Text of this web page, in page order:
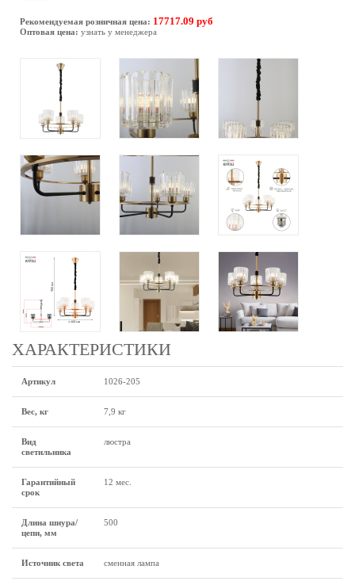
Рекомендуемая розничная цена: 17717.09 руб
Оптовая цена: узнать у менеджера
ХАРАКТЕРИСТИКИ
Артикул 1026-205
Вес, кг 7,9 кг
Вид
светильника
люстра
Гарантийный
срок
12 мес.
Длина шнура/
цепи, мм
500
Источник света сменная лампа